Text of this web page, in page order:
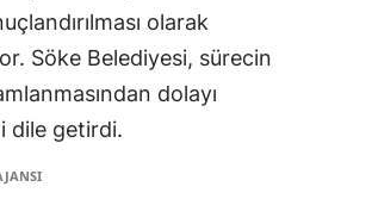
olarak
Söke Belediyesi, sürecin
dolayı
dile getirdi.